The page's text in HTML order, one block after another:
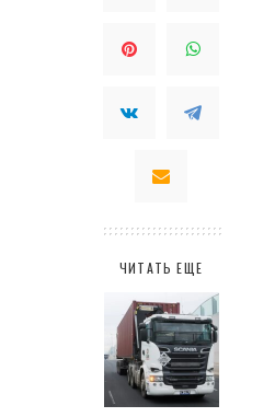
ЧИТАТЬ ЕЩЕ